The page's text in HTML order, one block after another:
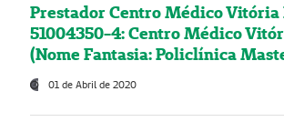
Prestador Centro Médico Vitória
51004350-4: Centro Médico
(Nome Fantasia: Policlínica
01 de Abril de 2020